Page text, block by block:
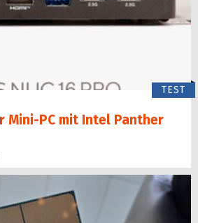
TEST
Mini-PC mit Intel Panther